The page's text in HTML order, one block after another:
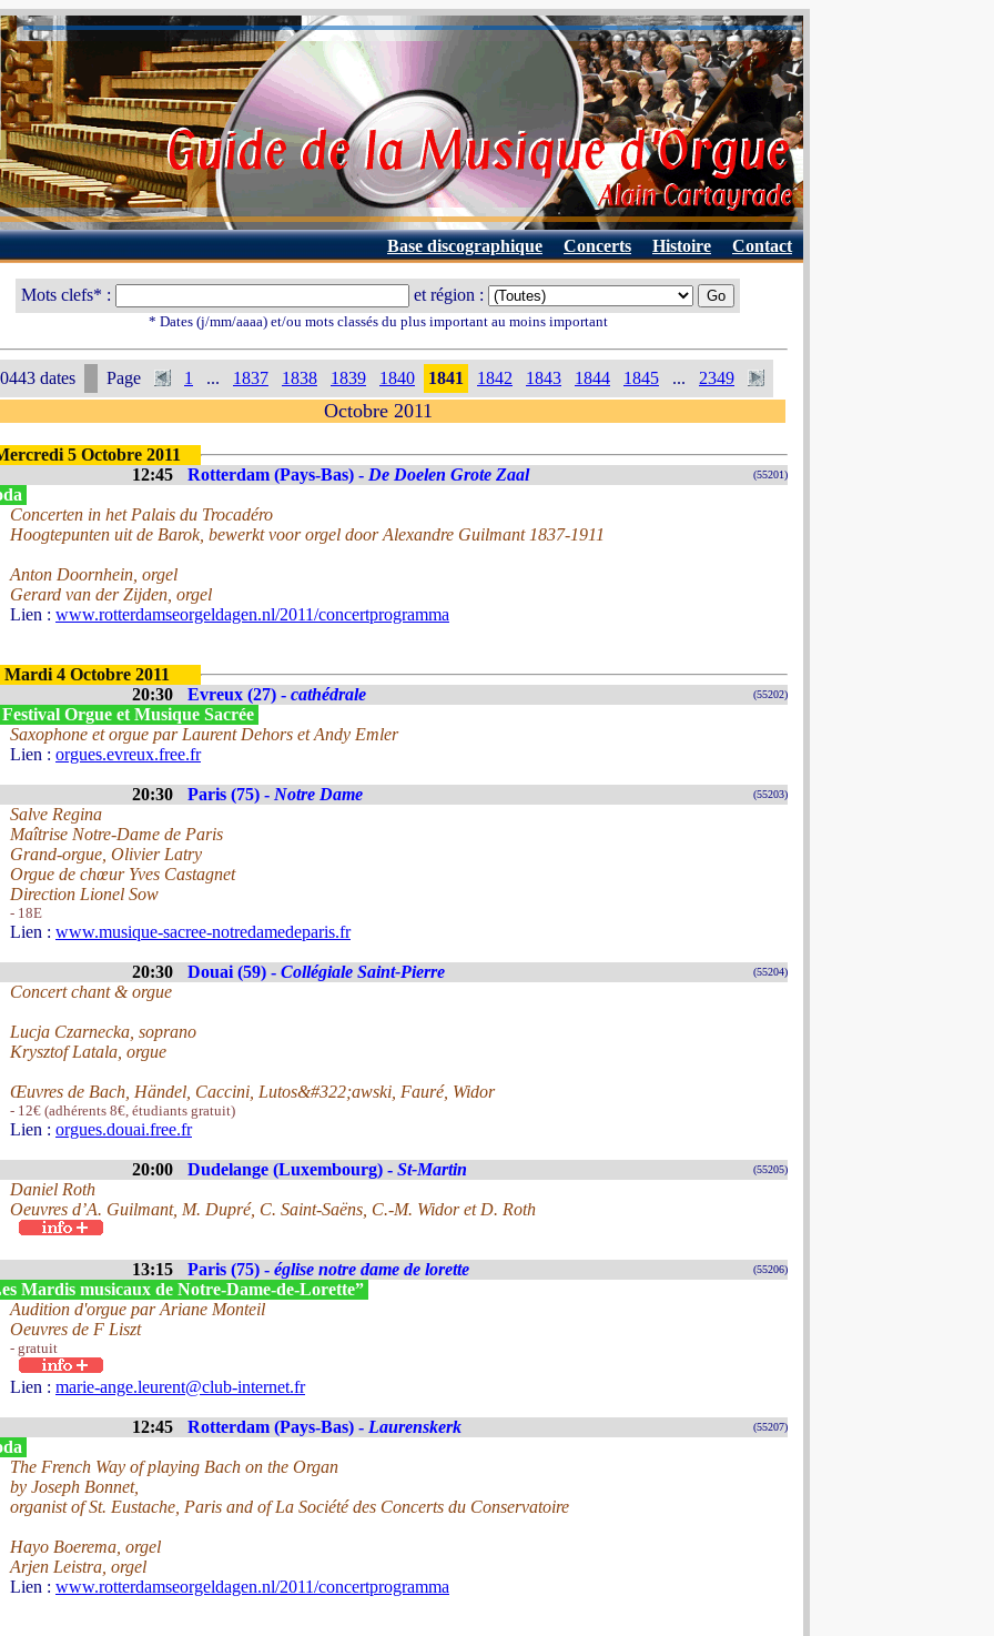
Base discographique Concerts Histoire Contact
Mots clefs* : et région :
* Dates (j/mm/aaaa) et/ou mots classés du plus important au moins important
dates Page 1 ... 1837 1838 1839 1840 1841 1842 1843 1844 1845 ... 2349
Octobre 2011
5 Octobre 2011
12:45
Rotterdam (Pays-Bas) - De Doelen Grote Zaal (55201)
Concerten in het Palais du Trocadéro
Hoogtepunten uit de Barok, bewerkt voor orgel door Alexandre Guilmant 1837-1911
Anton Doornhein, orgel
Gerard van der Zijden, orgel
Lien : www.rotterdamseorgeldagen.nl/2011/concertprogramma
Mardi 4 Octobre 2011
20:30
Evreux (27) - cathédrale (55202)
Orgue et Musique Sacrée
Saxophone et orgue par Laurent Dehors et Andy Emler
Lien : orgues.evreux.free.fr
20:30 Paris (75) - Notre Dame (55203)
Salve Regina
Maîtrise Notre-Dame de Paris
Grand-orgue, Olivier Latry
Orgue de chœur Yves Castagnet
Direction Lionel Sow
- 18E
Lien : www.musique-sacree-notredamedeparis.fr
20:30 Douai (59) - Collégiale Saint-Pierre (55204)
Concert chant & orgue
Lucja Czarnecka, soprano
Krysztof Latala, orgue
Œuvres de Bach, Händel, Caccini, Lutos&#322;awski, Fauré, Widor
- 12€ (adhérents 8€, étudiants gratuit)
Lien : orgues.douai.free.fr
20:00 Dudelange (Luxembourg) - St-Martin (55205)
Daniel Roth
Oeuvres d’A. Guilmant, M. Dupré, C. Saint-Saëns, C.-M. Widor et D. Roth
13:15 Paris (75) - église notre dame de lorette (55206)
Mardis musicaux de Notre-Dame-de-Lorette”
Audition d'orgue par Ariane Monteil
Oeuvres de F Liszt
- gratuit
Lien : marie-ange.leurent@club-internet.fr
12:45 Rotterdam (Pays-Bas) - Laurenskerk (55207)
The French Way of playing Bach on the Organ
by Joseph Bonnet,
organist of St. Eustache, Paris and of La Société des Concerts du Conservatoire
Hayo Boerema, orgel
Arjen Leistra, orgel
Lien : www.rotterdamseorgeldagen.nl/2011/concertprogramma